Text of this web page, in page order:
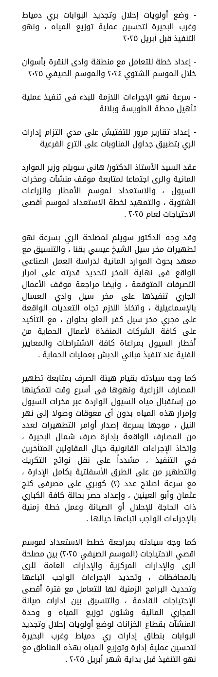
- وضع أولويات إحلال وتجديد البوابات بري دمياط
وغرب البحيرة لتحسين عملية توزيع المياه ، ونهو
التنفيذ قبل أبريل ٢٠٢٥
- إعداد خطة للتعامل مع منطقة وادى النقرة بأسوان
خلال الموسم الشتوي ٢٠٢٤ والموسم الصيفي ٢٠٢٥
- سرعة نهو الإجراءات اللازمة للبدء فى تنفيذ عملية
تأهيل محطة الطويسة وبلانة
- إعداد تقارير مرور للتفتيش على مدي التزام إدارات
الري بتطبيق جداول المناوبات على الترع الفرعية
عقد السيد الأستاذ الدكتور/ هانى سويلم وزير الموارد
المائية والرى اجتماعا لمتابعة موقف منشآت ومخرات
السيول ، والاستعداد لموسم الأمطار والزراعات
الشتوية ، والتمهيد لخطة الاستعداد لموسم أقصى
الاحتياجات لعام ٢٠٢٥ .
وقد وجه الدكتور سويلم لمصلحة الري بسرعة نهو
تطهيرات مخر سيل الشيخ عيسي بقنا ، والتنسيق مع
معهد بحوث الموارد المائية لدراسة العمل الصناعى
الواقع فى نهاية المخر لتحديد قدرته على امرار
التصرفات المتوقعة ، وأيضا مراجعة موقف الأعمال
الجاري تنفيذها على مخر سيل وادي العسال
بالإسماعيلية ، واتخاذ اللازم تجاه التعديات الواقعة
على مجري مخر سيل كفر العلو بحلوان ، مع التأكيد
على كافة الشركات المنفذة لأعمال الحماية من
أخطار السيول بمراعاة كافة الاشتراطات والمعايير
الفنية عند تنفيذ مباني الدبش بعمليات الحماية .
كما وجه سيادته بقيام هيئة الصرف بمتابعة تطهير
المصارف الزراعية ونهوها فى أسرع وقت لتمكينها
من إستقبال مياه السيول الواردة عبر مخرات السيول
وإمرار هذه المياه بدون أى معوقات وصولا إلى نهر
النيل ، موجها بسرعة إصدار أوامر التطهيرات لعدد
من المصارف الواقعة بإدارة صرف شمال البحيرة ،
وإتخاذ الإجراءات القانونية حيال المقاولين المتأخرين
في التنفيذ ، مشدداً على نقل نواتج التكريك
والتطهير من على الطرق الأسفلتية بكامل الإدارة ،
مع سرعة اصلاح عدد (٢) كوبري على مصرفى كنج
عثمان وأبو العينين ، وإعداد حصر بحالة كافة الكباري
ذات الحاجة للإحلال أو الصيانة وعمل خطة زمنية
بالإجراءات الواجب اتباعها حيالها .
كما وجه سيادته بمراجعة خطط الاستعداد لموسم
اقصي الاحتياجات (الموسم الصيفي ٢٠٢٥) بين مصلحة
الرى والإدارات المركزية والإدارات العامة للرى
بالمحافظات ، وتحديد الإجراءات الواجب اتباعها
وتحديث البرامج الزمنية لها للتعامل مع فترة أقصى
الإحتياجات القادمة ، والتنسيق بين إدارات صيانة
المجاري المائية وشئون توزيع المياه و وحدة
المنشآت بقطاع الخزانات لوضع أولويات إحلال وتجديد
البوابات بنطاق إدارات ري دمياط وغرب البحيرة
لتحسين عملية إدارة وتوزيع المياه بهذه المناطق مع
نهو التنفيذ قبل بداية شهر أبريل ٢٠٢٥ .